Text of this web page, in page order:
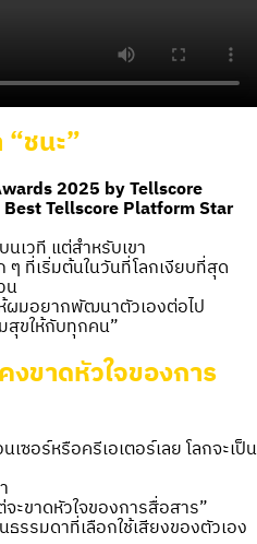
ชนะ”
2025 by Tellscore
Best Tellscore Platform Star
เวที แต่สำหรับเขา
ที่เริ่มต้นในวันที่โลกเงียบที่สุด
น
ผมอยากพัฒนาตัวเองต่อไป
สุขให้กับทุกคน”
งขาดหัวใจของการ
ซอร์หรือครีเอเตอร์เลย โลกจะเป็น
ะขาดหัวใจของการสื่อสาร”
รรมดาที่เลือกใช้เสียงของตัวเอง